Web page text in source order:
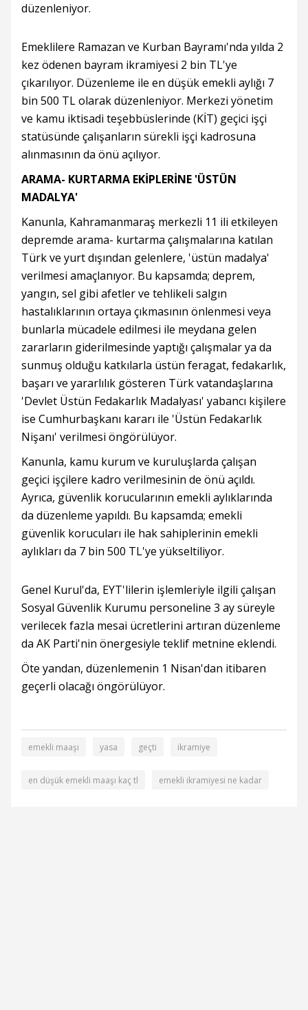
düzenleniyor.
Emeklilere Ramazan ve Kurban Bayramı'nda yılda 2
kez ödenen bayram ikramiyesi 2 bin TL'ye
çıkarılıyor. Düzenleme ile en düşük emekli aylığı 7
bin 500 TL olarak düzenleniyor. Merkezi yönetim
ve kamu iktisadi teşebbüslerinde (KİT) geçici işçi
statüsünde çalışanların sürekli işçi kadrosuna
alınmasının da önü açılıyor.
ARAMA- KURTARMA EKİPLERİNE 'ÜSTÜN
MADALYA'
Kanunla, Kahramanmaraş merkezli 11 ili etkileyen
depremde arama- kurtarma çalışmalarına katılan
Türk ve yurt dışından gelenlere, 'üstün madalya'
verilmesi amaçlanıyor. Bu kapsamda; deprem,
yangın, sel gibi afetler ve tehlikeli salgın
hastalıklarının ortaya çıkmasının önlenmesi veya
bunlarla mücadele edilmesi ile meydana gelen
zararların giderilmesinde yaptığı çalışmalar ya da
sunmuş olduğu katkılarla üstün feragat, fedakarlık,
başarı ve yararlılık gösteren Türk vatandaşlarına
'Devlet Üstün Fedakarlık Madalyası' yabancı kişilere
ise Cumhurbaşkanı kararı ile 'Üstün Fedakarlık
Nişanı' verilmesi öngörülüyor.
Kanunla, kamu kurum ve kuruluşlarda çalışan
geçici işçilere kadro verilmesinin de önü açıldı.
Ayrıca, güvenlik korucularının emekli aylıklarında
da düzenleme yapıldı. Bu kapsamda; emekli
güvenlik korucuları ile hak sahiplerinin emekli
aylıkları da 7 bin 500 TL'ye yükseltiliyor.
Genel Kurul'da, EYT'lilerin işlemleriyle ilgili çalışan
Sosyal Güvenlik Kurumu personeline 3 ay süreyle
verilecek fazla mesai ücretlerini artıran düzenleme
da AK Parti'nin önergesiyle teklif metnine eklendi.
Öte yandan, düzenlemenin 1 Nisan'dan itibaren
geçerli olacağı öngörülüyor.
emekli maaşı yasa geçti ikramiye
en düşük emekli maaşı kaç tl emekli ikramiyesi ne kadar